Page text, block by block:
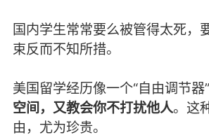
国内学生常常要么被管得太死，
束反而不知所措。
美国留学经历像一个“自由调节器”
空间，又教会你不打扰他人。这
由，尤为珍贵。